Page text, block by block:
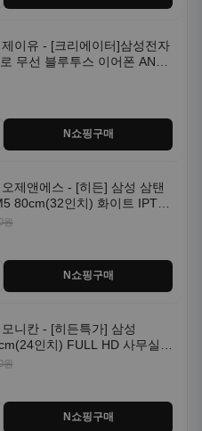
이유 - [크리에이터]삼성전자
무선 블루투스 이어폰 ANC
N쇼핑구매
제앤에스 - [히든] 삼성 삼탠
80cm(32인치) 화이트 IPTV
원
N쇼핑구매
니칸 - [히든특가] 삼성
인치) FULL HD 사무실/
원
N쇼핑구매